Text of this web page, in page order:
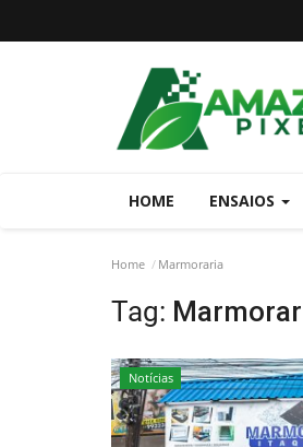
HOME ENSAIOS
Home Marmoraria
Tag:
Notícias